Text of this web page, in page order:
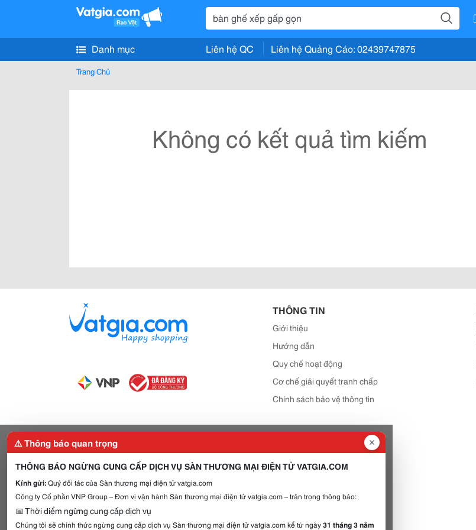
Danh mục Liên hệ QC Liên hệ Quảng Cáo: 02439747875
Trang Chủ
Không có kết quả tìm kiếm
THÔNG TIN
Giới thiệu
Hướng dẫn
Quy chế hoạt động
Cơ chế giải quyết tranh chấp
Chính sách bảo vệ thông tin
⚠️ Thông báo quan trọng
THÔNG BÁO NGỪNG CUNG CẤP DỊCH VỤ SÀN THƯƠNG MẠI ĐIỆN TỬ VATGIA.COM
Kính gửi:Quý đối tác của Sàn thương mại điện tử vatgia.com
Công ty Cổ phần VNP Group – Đơn vị vận hành Sàn thương mại điện tử vatgia.com – trân trọng thông báo:
📅 Thời điểm ngừng cung cấp dịch vụ
Chúng tôi sẽ chính thức ngừng cung cấp dịch vụ Sàn thương mại điện tử vatgia.com kể từ ngày31 tháng 3 năm